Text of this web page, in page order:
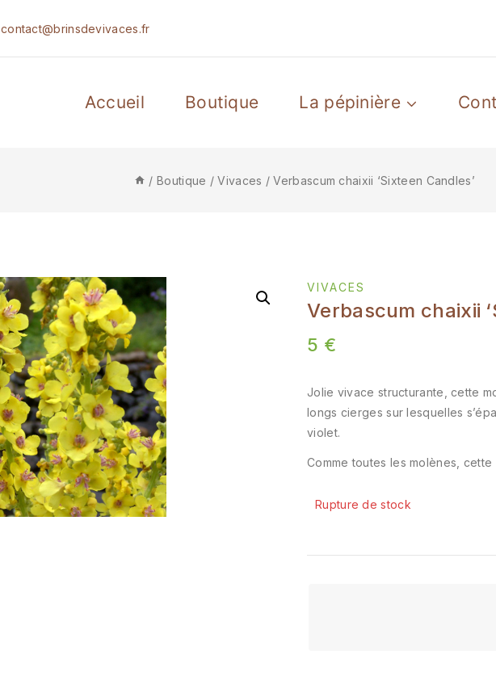
contact@brinsdevivaces.fr
Accueil Boutique La pépinière
/ Boutique / Vivaces / Verbascum chaixii ‘Sixteen Candles’
VIVACES
Verbascum chaixii
5 €
Jolie vivace structurante, cette
longs cierges sur lesquelles
violet.
Comme toutes les molènes,
Rupture de stock